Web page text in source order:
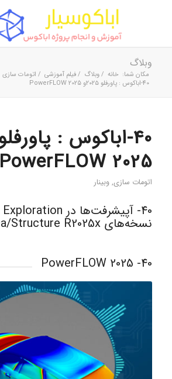
وبلاگ
مکان شما: خانه / وبلاگ / فیلم آموزشی / اتومات سازی
40-اباکوس : پاورفلو ۲۰۲۵و PowerFLOW 2025
PowerFLOW 2025
اتومات سازی, وبینار
نسخه‌های Tosca/Structure R2025x
40- PowerFLOW 2025